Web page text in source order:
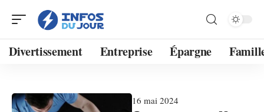
Divertissement Entreprise Épargne
16 mai 2024